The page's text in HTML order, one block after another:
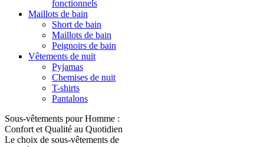
fonctionnels
Maillots de bain
Short de bain
Maillots de bain
Peignoirs de bain
Vêtements de nuit
Pyjamas
Chemises de nuit
T-shirts
Pantalons
Sous-vêtements pour Homme :
Confort et Qualité au Quotidien
Le choix de sous-vêtements de